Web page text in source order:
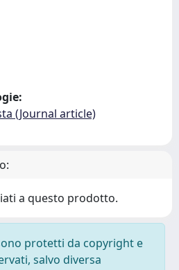
(Journal article)
a questo prodotto.
protetti da copyright e
salvo diversa